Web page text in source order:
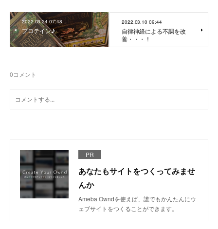
2022.03.24 07:48
プロテイン♪
2022.03.10 09:44
自律神経による不調を改
善・・・！
0コメント
PR
あなたもサイトをつくってみませ
んか
Ameba Owndを使えば、誰でもかんたんにウ
ェブサイトをつくることができます。